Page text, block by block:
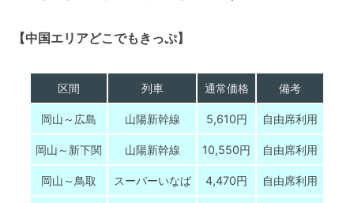
【中国エリアどこでもきっぷ】
区間 列車 通常価格 備考
岡山～広島 山陽新幹線 5,610円 自由席利用
岡山～新下関 山陽新幹線 10,550円 自由席利用
岡山～鳥取 スーパーいなば 4,470円 自由席利用